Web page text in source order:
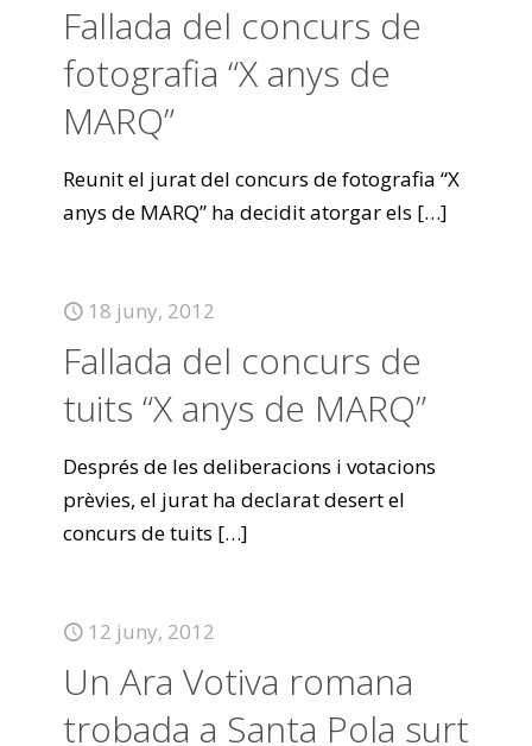
Fallada del concurs de
fotografia “X anys de
MARQ”
Reunit el jurat del concurs de fotografia “X
anys de MARQ” ha decidit atorgar els […]
18 juny, 2012
Fallada del concurs de
tuits “X anys de MARQ”
Després de les deliberacions i votacions
prèvies, el jurat ha declarat desert el
concurs de tuits […]
12 juny, 2012
Un Ara Votiva romana
trobada a Santa Pola surt